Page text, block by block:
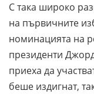
С така широко
на първичните
номинацията на
президенти
приеха да
беше издигнат,